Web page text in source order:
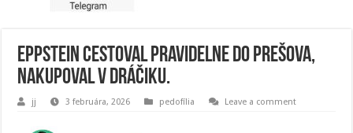
Eppstein cestoval pravidelne do Prešova,
nakupoval v Dráčiku.
jj 3 februára, 2026 pedofília Leave a comment